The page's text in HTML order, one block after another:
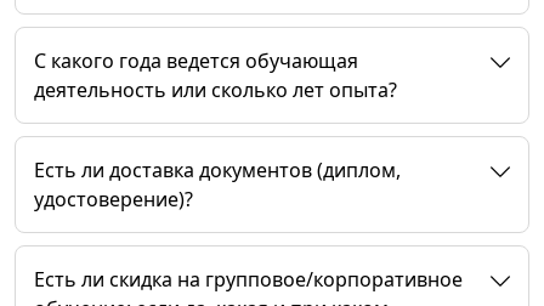
C какого года ведется обучающая
деятельность или сколько лет опыта?
Есть ли доставка документов (диплом,
удостоверение)?
Есть ли скидка на групповое/корпоративное